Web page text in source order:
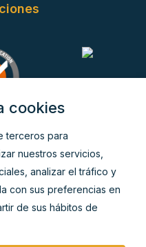
cookies
terceros para
nuestros servicios,
analizar el tráfico y
con sus preferencias en
de sus hábitos de